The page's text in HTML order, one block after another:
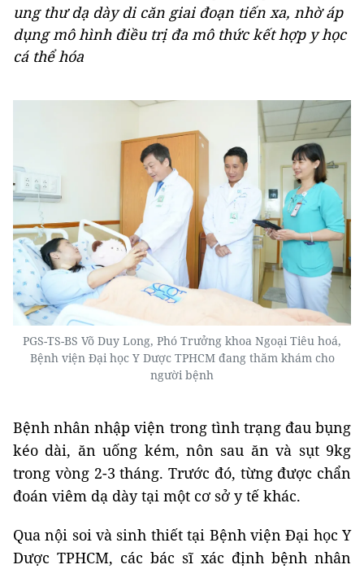
ung thư dạ dày di căn giai đoạn tiến xa, nhờ áp
dụng mô hình điều trị đa mô thức kết hợp y học
cá thể hóa
PGS-TS-BS Võ Duy Long, Phó Trưởng khoa Ngoại Tiêu hoá,
Bệnh viện Đại học Y Dược TPHCM đang thăm khám cho
người bệnh
Bệnh nhân nhập viện trong tình trạng đau bụng
kéo dài, ăn uống kém, nôn sau ăn và sụt 9kg
trong vòng 2-3 tháng. Trước đó, từng được chẩn
đoán viêm dạ dày tại một cơ sở y tế khác.
Qua nội soi và sinh thiết tại Bệnh viện Đại học Y
Dược TPHCM, các bác sĩ xác định bệnh nhân